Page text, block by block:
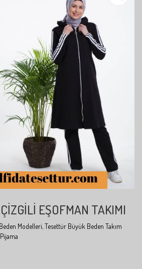
EŞOFMAN TAKIMI
Modelleri,Tesettür Büyük Beden Takım